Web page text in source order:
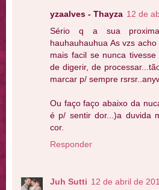
yzaalves - Thayza 12 de
Sério q a sua
hauhauhauhua As vzs
mais facil se nunca
de digerir, de
marcar p/ sempre
Ou faço faço abaixo da
é p/ sentir dor...)a duvida
cor.
Responder
Juh Sutti 12 de abril de